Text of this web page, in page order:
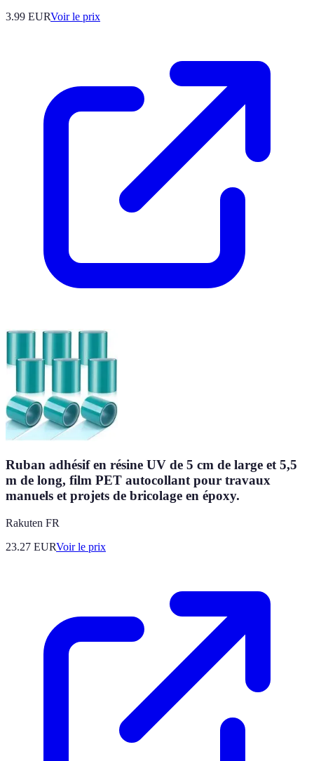
3.99 EURVoir le prix
Ruban adhésif en résine UV de 5 cm de large et 5,5
m de long, film PET autocollant pour travaux
manuels et projets de bricolage en époxy.
Rakuten FR
23.27 EURVoir le prix